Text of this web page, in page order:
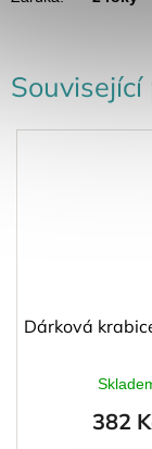
Dárková
382